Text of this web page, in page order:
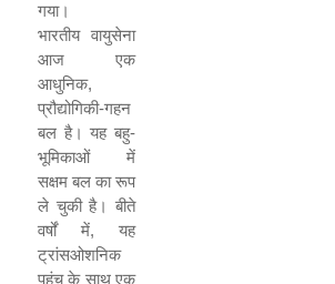
गया।
भारतीय वायुसेना
आज एक
आधुनिक,
प्रौद्योगिकी-गहन
बल है। यह बहु-
भूमिकाओं में
सक्षम बल का रूप
ले चुकी है। बीते
वर्षों में, यह
ट्रांसओशनिक
पहुंच के साथ एक